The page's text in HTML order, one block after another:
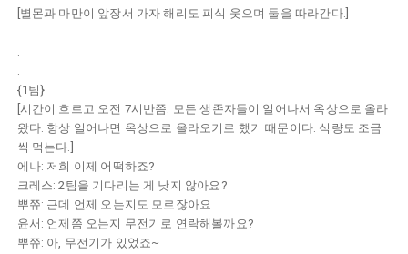
[별몬과 마만이 앞장서 가자 해리도 피식 웃으며 둘을 따라간다.]
.
.
.
{1팀}
[시간이 흐르고 오전 7시반쯤. 모든 생존자들이 일어나서 옥상으로 올라
왔다. 항상 일어나면 옥상으로 올라오기로 했기 때문이다. 식량도 조금
씩 먹는다.]
에나: 저희 이제 어떡하죠?
크레스: 2팀을 기다리는 게 낫지 않아요?
뿌쮸: 근데 언제 오는지도 모르잖아요.
윤서: 언제쯤 오는지 무전기로 연락해볼까요?
뿌쮸: 아, 무전기가 있었죠~